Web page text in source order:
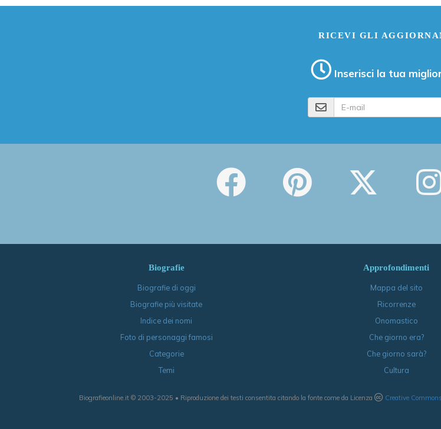
RICEVI GLI
Inserisci la tua
Biografie
Biografie di oggi
Biografie più visitate
Indice dei nomi
Foto di personaggi famosi
Categorie
Temi
Approfondimenti
Mappa del sito
Ricorrenze
Onomastico
Che giorno era?
Che giorno sarà?
Cultura
Biografieonline.it © 2003-2025 • Riproduzione dei testi consentita citando la fonte come da Licenza Creative Commons